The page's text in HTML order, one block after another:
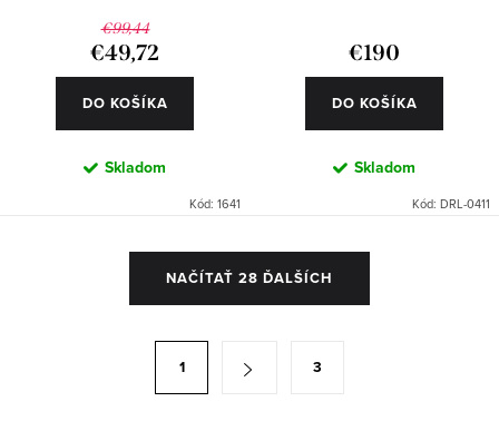
€99,44
€49,72
DO KOŠÍKA
Skladom
Kód: 1641
€190
DO KOŠÍKA
Skladom
Kód: DRL-0411
NAČÍTAŤ 28 ĎALŠÍCH
1 3